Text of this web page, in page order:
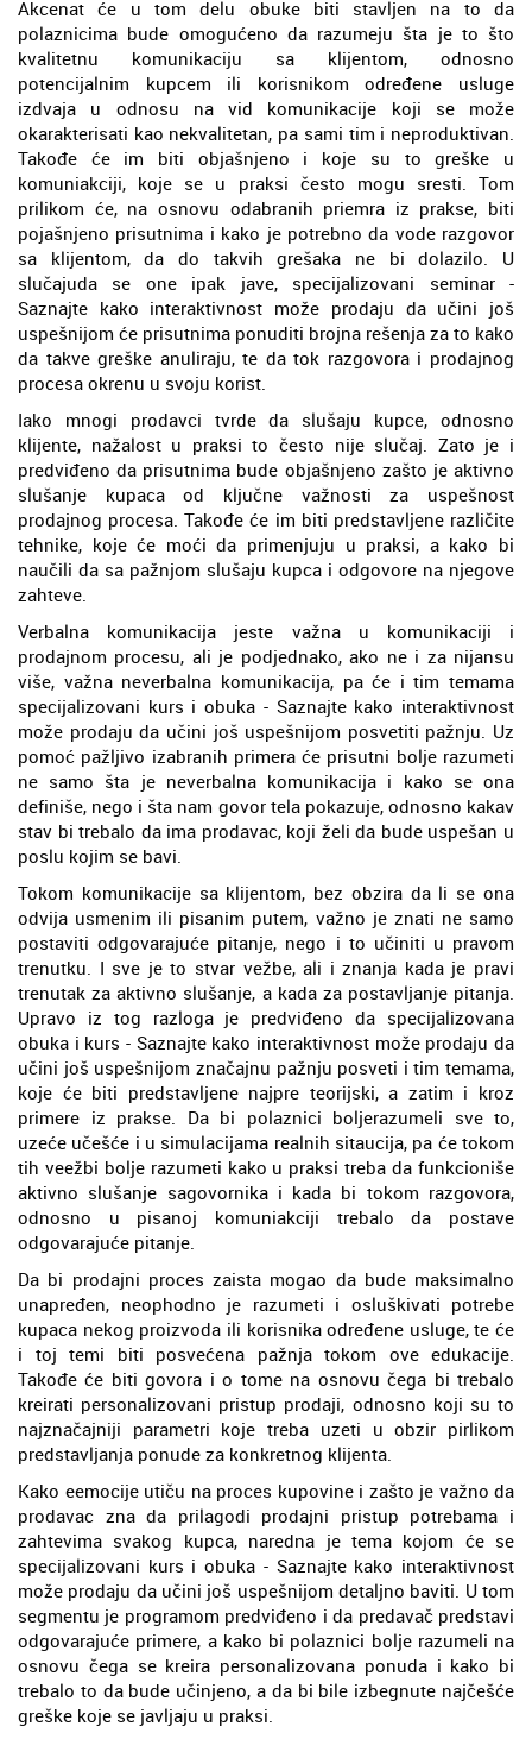
Akcenat će u tom delu obuke biti stavljen na to da
polaznicima bude omogućeno da razumeju šta je to što
kvalitetnu komunikaciju sa klijentom, odnosno
potencijalnim kupcem ili korisnikom određene usluge
izdvaja u odnosu na vid komunikacije koji se može
okarakterisati kao nekvalitetan, pa sami tim i neproduktivan.
Takođe će im biti objašnjeno i koje su to greške u
komuniakciji, koje se u praksi često mogu sresti. Tom
prilikom će, na osnovu odabranih priemra iz prakse, biti
pojašnjeno prisutnima i kako je potrebno da vode razgovor
sa klijentom, da do takvih grešaka ne bi dolazilo. U
slučajuda se one ipak jave, specijalizovani seminar -
Saznajte kako interaktivnost može prodaju da učini još
uspešnijom će prisutnima ponuditi brojna rešenja za to kako
da takve greške anuliraju, te da tok razgovora i prodajnog
procesa okrenu u svoju korist.
Iako mnogi prodavci tvrde da slušaju kupce, odnosno
klijente, nažalost u praksi to često nije slučaj. Zato je i
predviđeno da prisutnima bude objašnjeno zašto je aktivno
slušanje kupaca od ključne važnosti za uspešnost
prodajnog procesa. Takođe će im biti predstavljene različite
tehnike, koje će moći da primenjuju u praksi, a kako bi
naučili da sa pažnjom slušaju kupca i odgovore na njegove
zahteve.
Verbalna komunikacija jeste važna u komunikaciji i
prodajnom procesu, ali je podjednako, ako ne i za nijansu
više, važna neverbalna komunikacija, pa će i tim temama
specijalizovani kurs i obuka - Saznajte kako interaktivnost
može prodaju da učini još uspešnijom posvetiti pažnju. Uz
pomoć pažljivo izabranih primera će prisutni bolje razumeti
ne samo šta je neverbalna komunikacija i kako se ona
definiše, nego i šta nam govor tela pokazuje, odnosno kakav
stav bi trebalo da ima prodavac, koji želi da bude uspešan u
poslu kojim se bavi.
Tokom komunikacije sa klijentom, bez obzira da li se ona
odvija usmenim ili pisanim putem, važno je znati ne samo
postaviti odgovarajuće pitanje, nego i to učiniti u pravom
trenutku. I sve je to stvar vežbe, ali i znanja kada je pravi
trenutak za aktivno slušanje, a kada za postavljanje pitanja.
Upravo iz tog razloga je predviđeno da specijalizovana
obuka i kurs - Saznajte kako interaktivnost može prodaju da
učini još uspešnijom značajnu pažnju posveti i tim temama,
koje će biti predstavljene najpre teorijski, a zatim i kroz
primere iz prakse. Da bi polaznici boljerazumeli sve to,
uzeće učešće i u simulacijama realnih sitaucija, pa će tokom
tih veežbi bolje razumeti kako u praksi treba da funkcioniše
aktivno slušanje sagovornika i kada bi tokom razgovora,
odnosno u pisanoj komuniakciji trebalo da postave
odgovarajuće pitanje.
Da bi prodajni proces zaista mogao da bude maksimalno
unapređen, neophodno je razumeti i osluškivati potrebe
kupaca nekog proizvoda ili korisnika određene usluge, te će
i toj temi biti posvećena pažnja tokom ove edukacije.
Takođe će biti govora i o tome na osnovu čega bi trebalo
kreirati personalizovani pristup prodaji, odnosno koji su to
najznačajniji parametri koje treba uzeti u obzir pirlikom
predstavljanja ponude za konkretnog klijenta.
Kako eemocije utiču na proces kupovine i zašto je važno da
prodavac zna da prilagodi prodajni pristup potrebama i
zahtevima svakog kupca, naredna je tema kojom će se
specijalizovani kurs i obuka - Saznajte kako interaktivnost
može prodaju da učini još uspešnijom detaljno baviti. U tom
segmentu je programom predviđeno i da predavač predstavi
odgovarajuće primere, a kako bi polaznici bolje razumeli na
osnovu čega se kreira personalizovana ponuda i kako bi
trebalo to da bude učinjeno, a da bi bile izbegnute najčešće
greške koje se javljaju u praksi.